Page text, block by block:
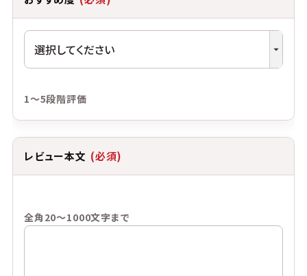
1～5段階評価
レビュー本文 (必須)
全角20～1000文字まで